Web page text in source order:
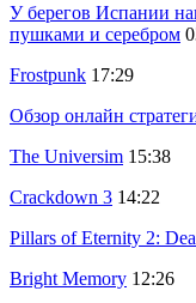
У берегов Испании
пушками и серебром
Frostpunk 17:29
Обзор онлайн
The Universim 15:38
Crackdown 3 14:22
Pillars of Eternity 2:
Bright Memory 12:26